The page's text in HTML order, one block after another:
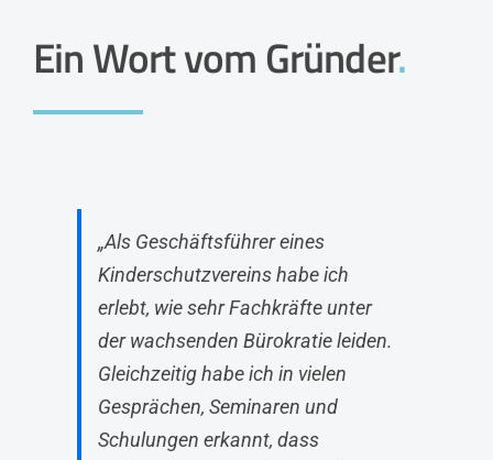
Ein Wort vom Gründer.
„Als Geschäftsführer eines
Kinderschutzvereins habe ich
erlebt, wie sehr Fachkräfte unter
der wachsenden Bürokratie leiden.
Gleichzeitig habe ich in vielen
Gesprächen, Seminaren und
Schulungen erkannt, dass